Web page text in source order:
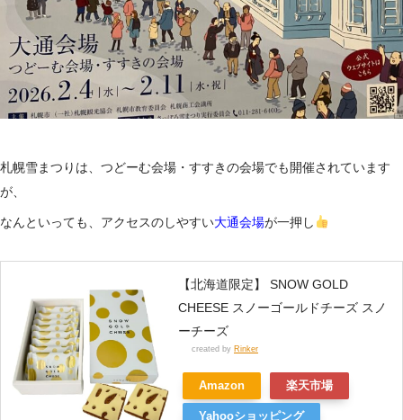
札幌雪まつりは、つどーむ会場・すすきの会場でも開催されています
が、
なんといっても、アクセスのしやすい大通会場が一押し
【北海道限定】 SNOW GOLD
CHEESE スノーゴールドチーズ スノ
ーチーズ
created by Rinker
Amazon 楽天市場
Yahooショッピング